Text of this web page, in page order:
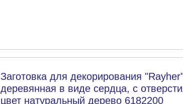
Заготовка для декорирования
деревянная в виде сердца, с
цвет натуральный дерево 6182200